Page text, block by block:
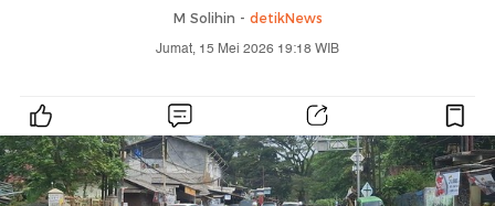
M Solihin - detikNews
Jumat, 15 Mei 2026 19:18 WIB